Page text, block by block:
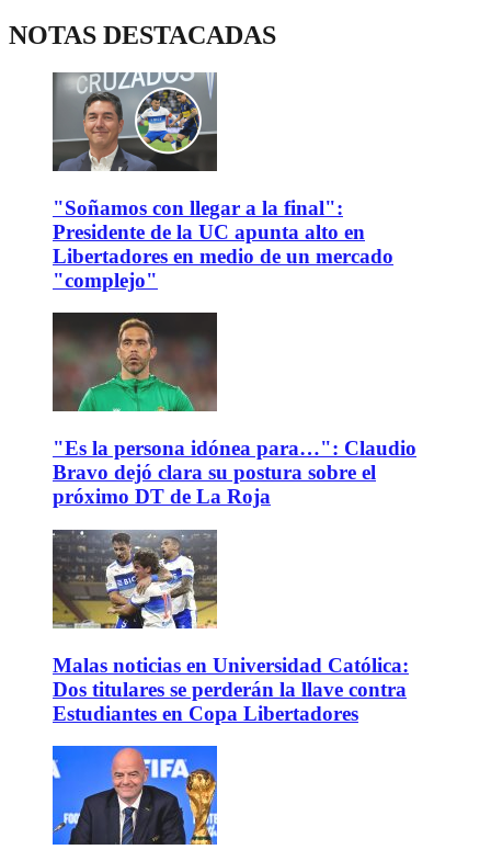
NOTAS DESTACADAS
"Soñamos con llegar a la final":
Presidente de la UC apunta alto en
Libertadores en medio de un mercado
"complejo"
"Es la persona idónea para…": Claudio
Bravo dejó clara su postura sobre el
próximo DT de La Roja
Malas noticias en Universidad Católica:
Dos titulares se perderán la llave contra
Estudiantes en Copa Libertadores